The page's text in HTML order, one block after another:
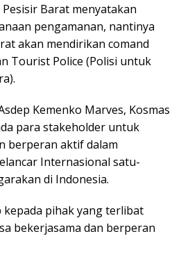
Pesisir Barat menyatakan
pengamanan, nantinya
akan mendirikan comand
Tourist Police (Polisi untuk
Kemenko Marves, Kosmas
para stakeholder untuk
berperan aktif dalam
Internasional satu-
di Indonesia.
kepada pihak yang terlibat
bekerjasama dan berperan